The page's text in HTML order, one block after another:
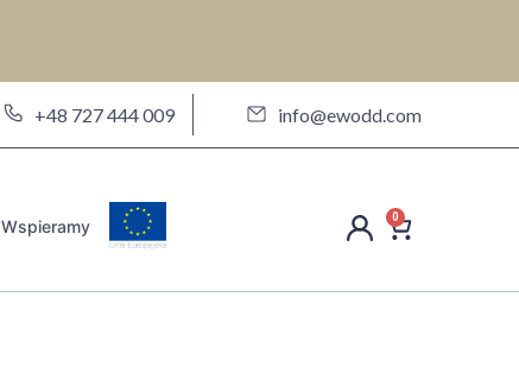
+48 727 444 009 info@ewodd.com
Wspieramy 0